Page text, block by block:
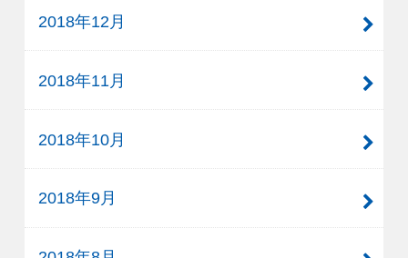
2018年12月
2018年11月
2018年10月
2018年9月